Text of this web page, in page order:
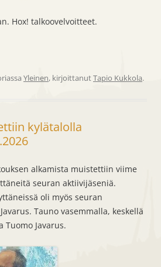
Hox! talkoovelvoitteet.
Yleinen, kirjoittanutTapio Kukkola.
kylätalolla
alkamista muistettiin viime
seuran aktiivijäseniä.
oli myös seuran
Tauno vasemmalla, keskellä
Tuomo Javarus.